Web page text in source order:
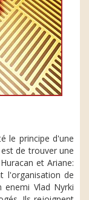
le principe d'une
de trouver une
et Ariane:
l'organisation de
Vlad Nyrki